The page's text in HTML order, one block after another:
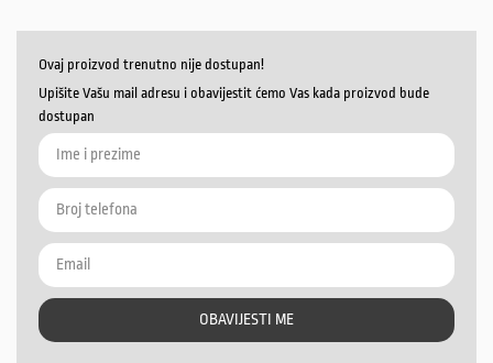
Ovaj proizvod trenutno nije dostupan!
Upišite Vašu mail adresu i obavijestit ćemo Vas kada proizvod bude
dostupan
OBAVIJESTI ME